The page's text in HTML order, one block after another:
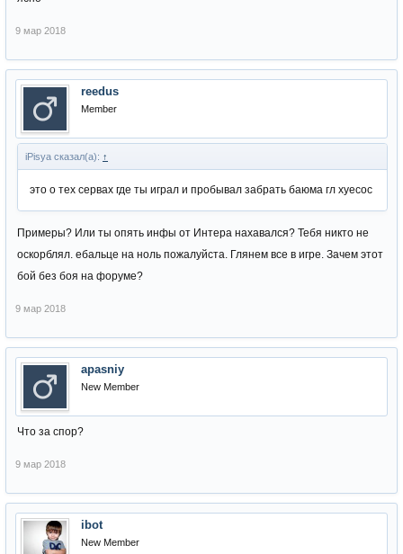
9 мар 2018
reedus
Member
iPisya сказал(а): ↑
это о тех сервах где ты играл и пробывал забрать баюма гл хуесос
Примеры? Или ты опять инфы от Интера нахавался? Тебя никто не
оскорблял. ебальце на ноль пожалуйста. Глянем все в игре. Зачем этот
бой без боя на форуме?
9 мар 2018
apasniy
New Member
Что за спор?
9 мар 2018
ibot
New Member